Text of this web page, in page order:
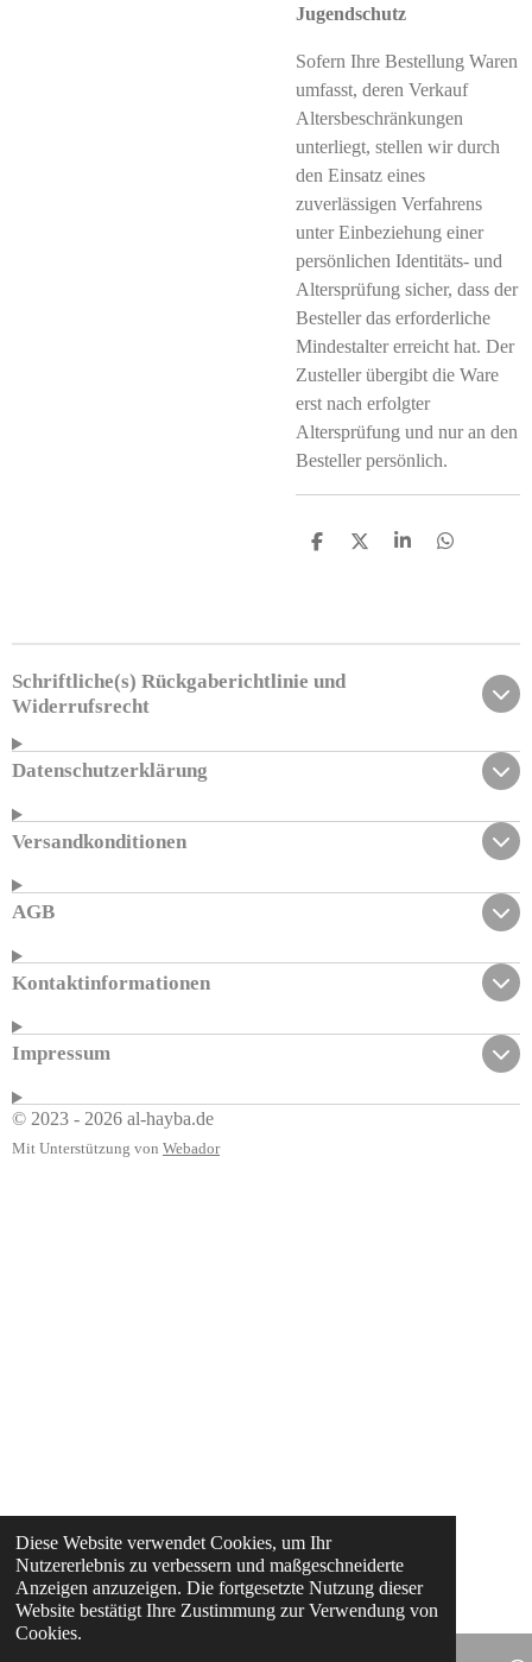
Diese Website verwendet Cookies, um Ihr
Nutzererlebnis zu verbessern und maßgeschneiderte
Anzeigen anzuzeigen. Die fortgesetzte Nutzung dieser
Website bestätigt Ihre Zustimmung zur Verwendung von
Cookies.
Jugendschutz
Sofern Ihre Bestellung Waren
umfasst, deren Verkauf
Altersbeschränkungen
unterliegt, stellen wir durch
den Einsatz eines
zuverlässigen Verfahrens
unter Einbeziehung einer
persönlichen Identitäts- und
Altersprüfung sicher, dass der
Besteller das erforderliche
Mindestalter erreicht hat. Der
Zusteller übergibt die Ware
erst nach erfolgter
Altersprüfung und nur an den
Besteller persönlich.
T
n
T
n
T
n
T
n
Schriftliche(s) Rückgaberichtlinie und
Widerrufsrecht
Datenschutzerklärung
Versandkonditionen
AGB
Kontaktinformationen
Impressum
© 2023 - 2026 al-hayba.de
Mit Unterstützung von Webador